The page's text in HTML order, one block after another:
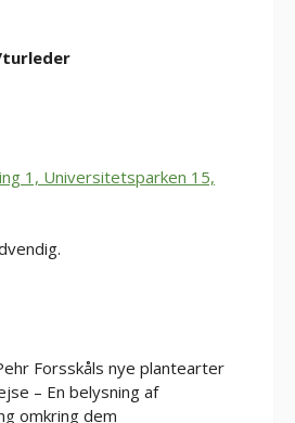
turleder
1, Universitetsparken 15,
Forsskåls nye plantearter
– En belysning af
omkring dem